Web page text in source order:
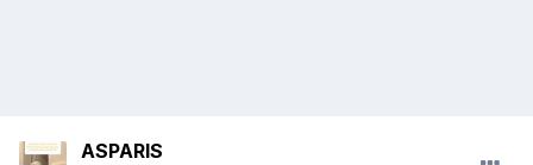
ASPARIS